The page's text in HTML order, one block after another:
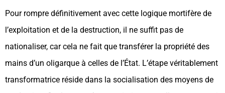
Pour rompre définitivement avec cette logique mortifère de
l’exploitation et de la destruction, il ne suffit pas de
nationaliser, car cela ne fait que transférer la propriété des
mains d’un oligarque à celles de l’État. L’étape véritablement
transformatrice réside dans la socialisation des moyens de